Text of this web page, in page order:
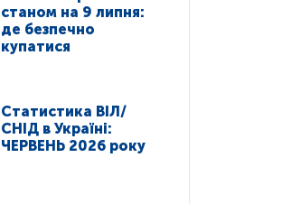
станом на 9 липня:
де безпечно
купатися
Статистика ВІЛ/
СНІД в Україні:
ЧЕРВЕНЬ 2026 року